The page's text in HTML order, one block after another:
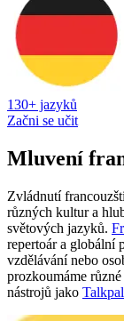
130+ jazyků
Začni se učit
Mluvení
Zvládnutí
různých kultur a
světových jazyků.
repertoár a globální
vzdělávání nebo
prozkoumáme
nástrojů jako